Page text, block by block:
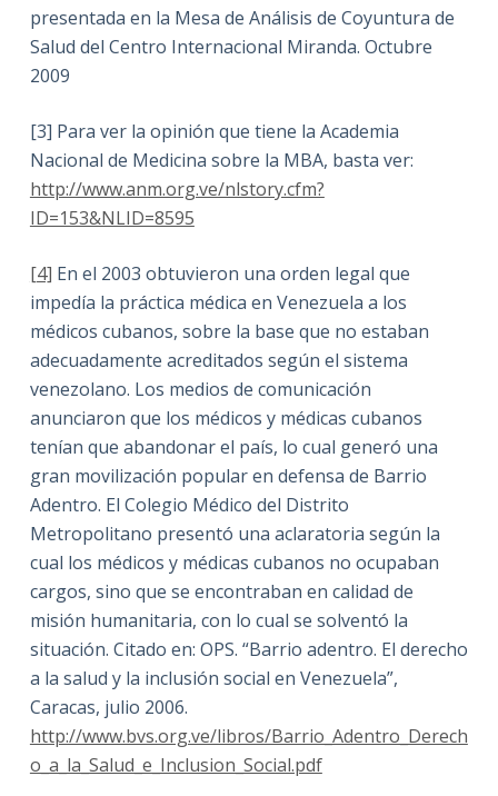
presentada en la Mesa de Análisis de Coyuntura de
Salud del Centro Internacional Miranda. Octubre
2009
[3] Para ver la opinión que tiene la Academia
Nacional de Medicina sobre la MBA, basta ver:
http://www.anm.org.ve/nlstory.cfm?
ID=153&NLID=8595
[4] En el 2003 obtuvieron una orden legal que
impedía la práctica médica en Venezuela a los
médicos cubanos, sobre la base que no estaban
adecuadamente acreditados según el sistema
venezolano. Los medios de comunicación
anunciaron que los médicos y médicas cubanos
tenían que abandonar el país, lo cual generó una
gran movilización popular en defensa de Barrio
Adentro. El Colegio Médico del Distrito
Metropolitano presentó una aclaratoria según la
cual los médicos y médicas cubanos no ocupaban
cargos, sino que se encontraban en calidad de
misión humanitaria, con lo cual se solventó la
situación. Citado en: OPS. “Barrio adentro. El derecho
a la salud y la inclusión social en Venezuela”,
Caracas, julio 2006.
http://www.bvs.org.ve/libros/Barrio_Adentro_Derech
o_a_la_Salud_e_Inclusion_Social.pdf